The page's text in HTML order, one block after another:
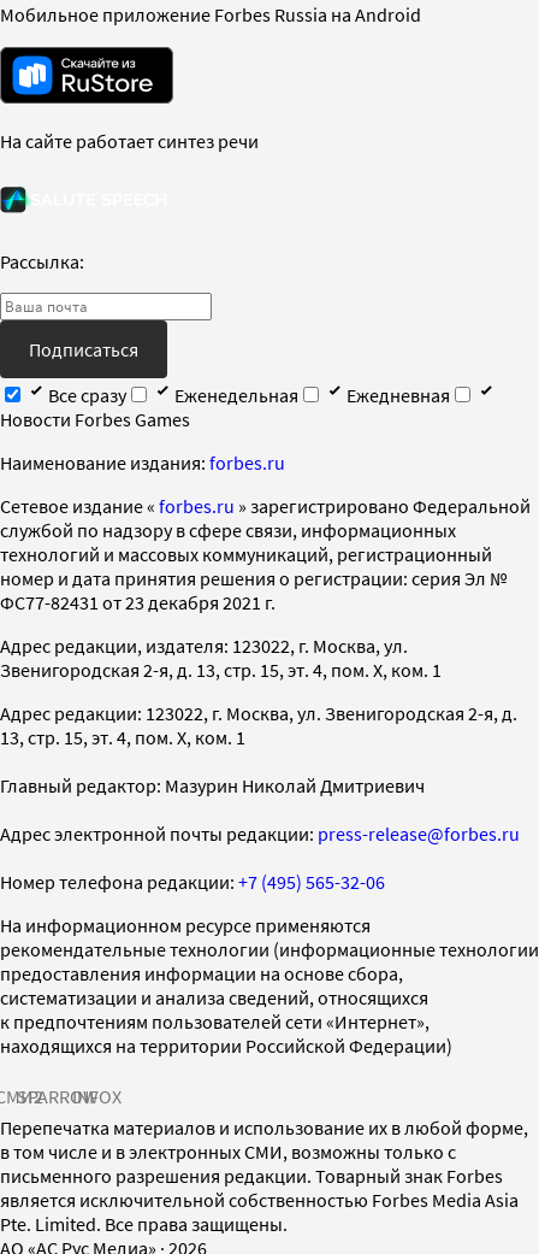
Мобильное приложение Forbes Russia на Android
На сайте работает синтез речи
Рассылка:
Подписаться
Все сразу
Еженедельная
Ежедневная
Новости Forbes Games
Наименование издания: forbes.ru
Cетевое издание « forbes.ru » зарегистрировано Федеральной
службой по надзору в сфере связи, информационных
технологий и массовых коммуникаций, регистрационный
номер и дата принятия решения о регистрации: серия Эл №
ФС77-82431 от 23 декабря 2021 г.
Адрес редакции, издателя: 123022, г. Москва, ул.
Звенигородская 2-я, д. 13, стр. 15, эт. 4, пом. X, ком. 1
Адрес редакции: 123022, г. Москва, ул. Звенигородская 2-я, д.
13, стр. 15, эт. 4, пом. X, ком. 1
Главный редактор: Мазурин Николай Дмитриевич
Адрес электронной почты редакции: press-release@forbes.ru
Номер телефона редакции: +7 (495) 565-32-06
На информационном ресурсе применяются
рекомендательные технологии (информационные технологии
предоставления информации на основе сбора,
систематизации и анализа сведений, относящихся
к предпочтениям пользователей сети «Интернет»,
находящихся на территории Российской Федерации)
SPARROWINFOX
Перепечатка материалов и использование их в любой форме,
в том числе и в электронных СМИ, возможны только с
письменного разрешения редакции. Товарный знак Forbes
является исключительной собственностью Forbes Media Asia
Pte. Limited. Все права защищены.
AO «АС Рус Медиа» · 2026